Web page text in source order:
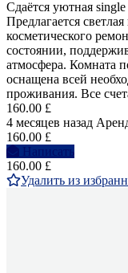
Сдаётся уютная
Предлагается
косметического
состоянии,
атмосфера. Комната
оснащена всей
проживания. Все
160.00 £
4 месяцев назад
160.00 £
Написать
160.00 £
Удалить из